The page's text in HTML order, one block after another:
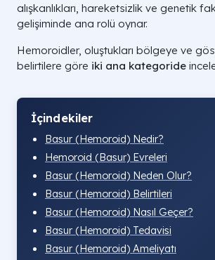
alışkanlıkları, hareketsizlik ve genetik
gelişiminde ana rolü oynar.
Hemoroidler, oluştukları bölgeye ve
belirtilere göre iki ana kategoride
İçindekiler
Basur (Hemoroid) Nedir?
Hemoroid (Basur) Evreleri​
Basur (Hemoroid) Neden Olur?
Basur (Hemoroid) Belirtileri
Basur (Hemoroid) Nasıl Geçer?
Basur (Hemoroid) Tedavisi
Basur (Hemoroid) Ameliyatı